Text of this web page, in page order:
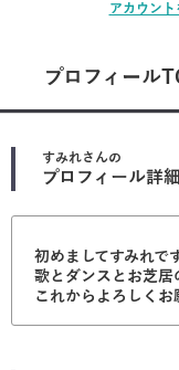
アカウン
プロフィール
すみれさんの
プロフィール詳
初めましてすみれで
歌とダンスとお芝居
これからよろしくお